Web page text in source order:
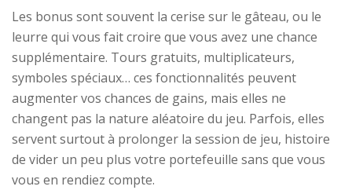
Les bonus sont souvent la cerise sur le gâteau, ou le
leurre qui vous fait croire que vous avez une chance
supplémentaire. Tours gratuits, multiplicateurs,
symboles spéciaux… ces fonctionnalités peuvent
augmenter vos chances de gains, mais elles ne
changent pas la nature aléatoire du jeu. Parfois, elles
servent surtout à prolonger la session de jeu, histoire
de vider un peu plus votre portefeuille sans que vous
vous en rendiez compte.